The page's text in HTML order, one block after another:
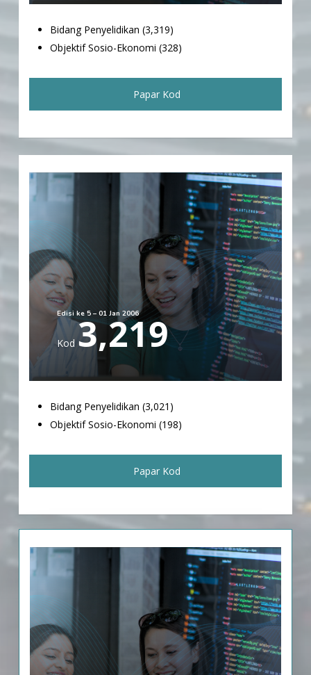
Bidang Penyelidikan (3,319)
Objektif Sosio-Ekonomi (328)
Papar Kod
Edisi ke 5 – 01 Jan 2006
Kod 3,219
Bidang Penyelidikan (3,021)
Objektif Sosio-Ekonomi (198)
Papar Kod